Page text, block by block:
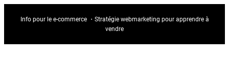
Info pour le e-commerce ・Stratégie webmarketing pour apprendre à
vendre